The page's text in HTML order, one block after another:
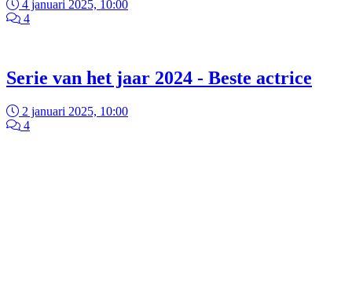
4 januari 2025, 10:00
4
Serie van het jaar 2024 - Beste actrice
2 januari 2025, 10:00
4